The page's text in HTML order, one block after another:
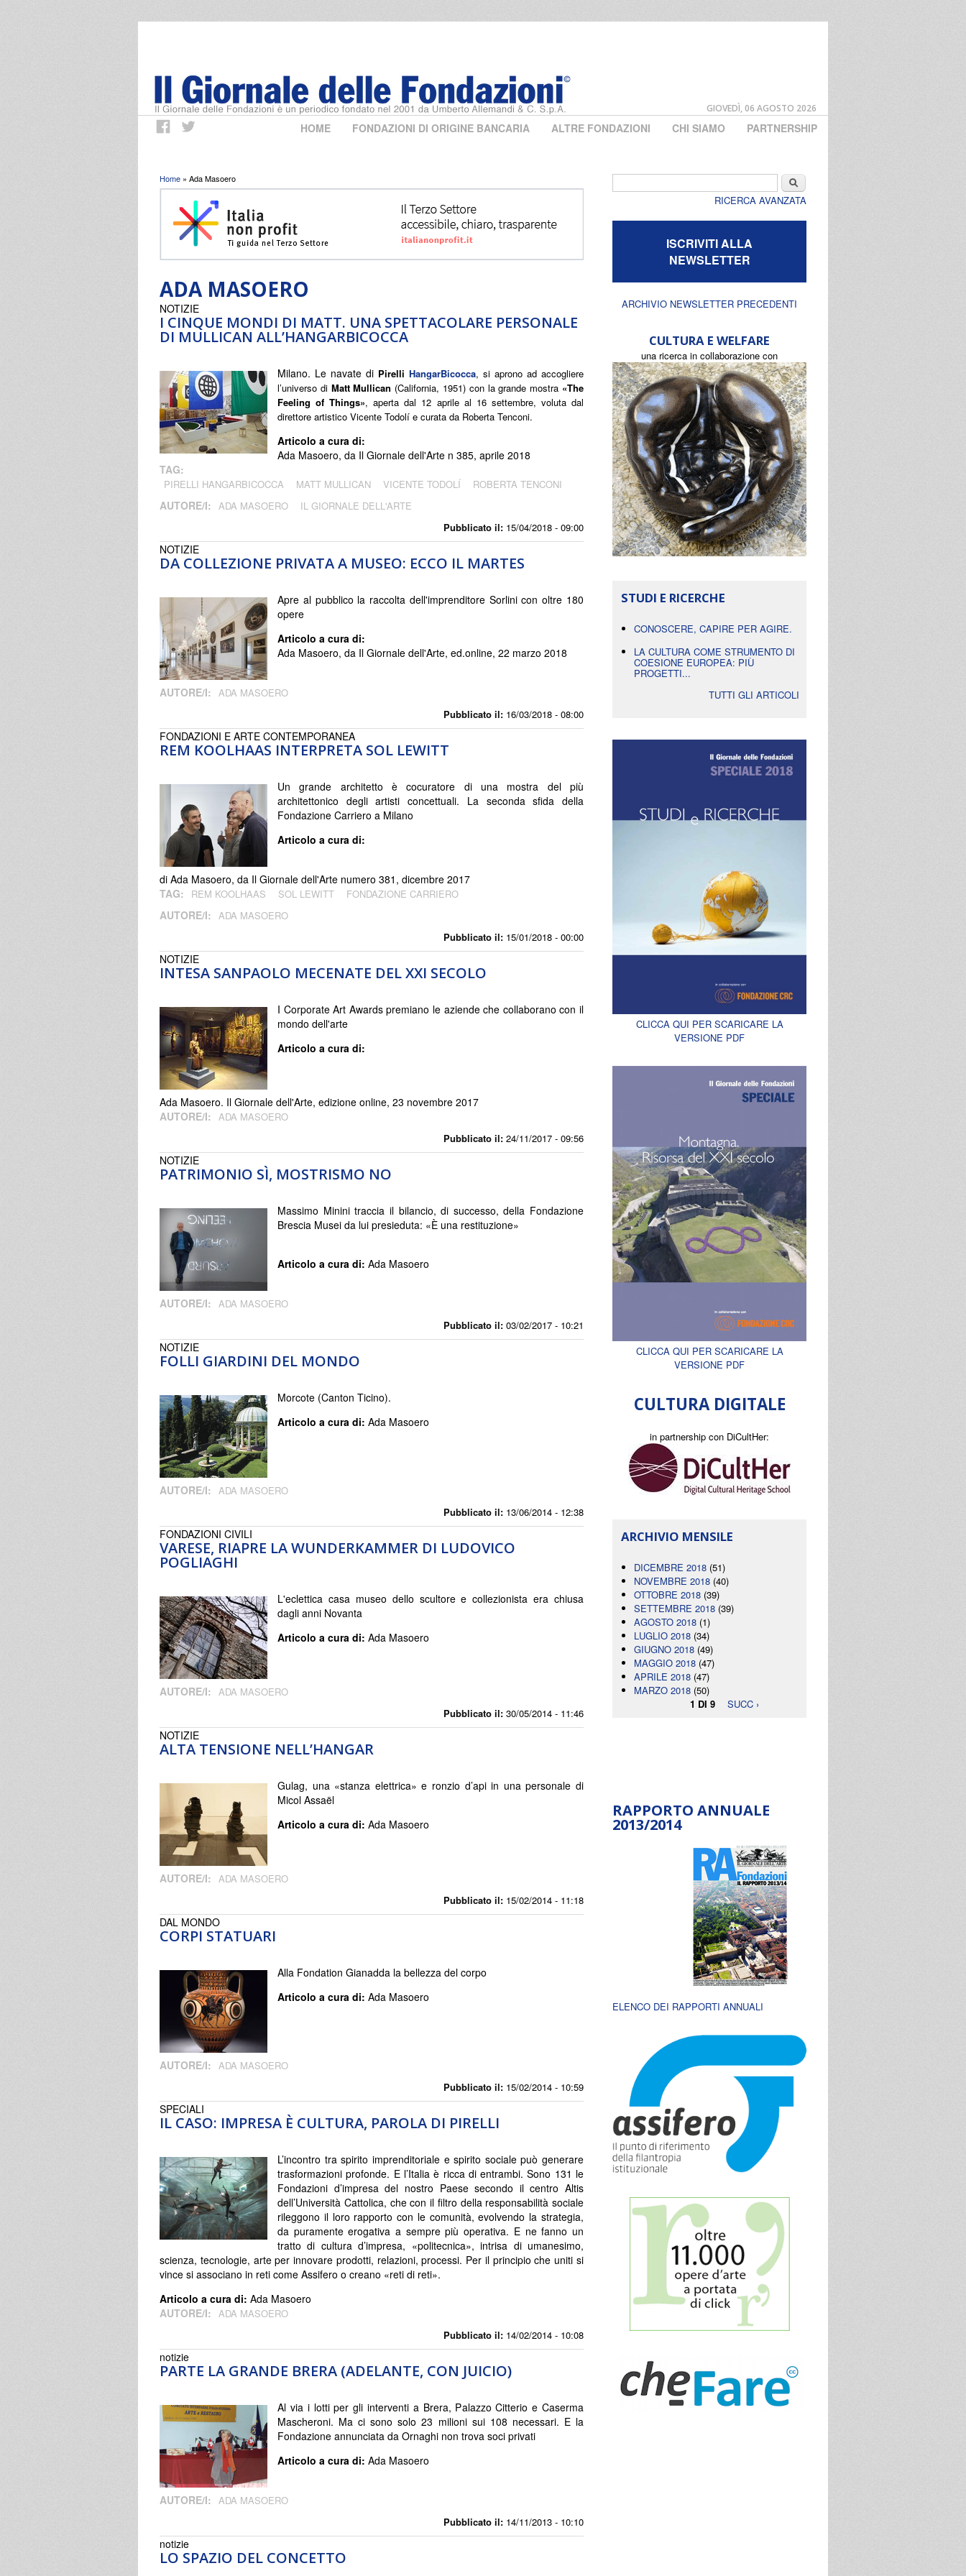
GIOVEDÌ, 06 AGOSTO 2026
HOME FONDAZIONI DI ORIGINE BANCARIA ALTRE FONDAZIONI CHI SIAMO PARTNERSHIP
Tu sei qui
Home » Ada Masoero
ADA MASOERO
I CINQUE MONDI DI MATT. UNA SPETTACOLARE PERSONALE
DI MULLICAN ALL’HANGARBICOCCA
Pubblicato il: 15/04/2018 - 09:00
NOTIZIE
Milano. Le navate di Pirelli HangarBicocca, si aprono ad accogliere
l’universo di Matt Mullican (California, 1951) con la grande mostra «The
Feeling of Things», aperta dal 12 aprile al 16 settembre, voluta dal
direttore artistico Vicente Todolí e curata da Roberta Tenconi.
Articolo a cura di:
Ada Masoero, da Il Giornale dell'Arte n 385, aprile 2018
TAG:
PIRELLI HANGARBICOCCA MATT MULLICAN VICENTE TODOLÍ ROBERTA TENCONI
AUTORE/I: ADA MASOERO IL GIORNALE DELL'ARTE
DA COLLEZIONE PRIVATA A MUSEO: ECCO IL MARTES
Pubblicato il: 16/03/2018 - 08:00
NOTIZIE
Apre al pubblico la raccolta dell'imprenditore Sorlini con oltre 180
opere
Articolo a cura di:
Ada Masoero, da Il Giornale dell'Arte, ed.online, 22 marzo 2018
AUTORE/I: ADA MASOERO
REM KOOLHAAS INTERPRETA SOL LEWITT
Pubblicato il: 15/01/2018 - 00:00
FONDAZIONI E ARTE CONTEMPORANEA
Un grande architetto è cocuratore di una mostra del più
architettonico degli artisti concettuali. La seconda sfida della
Fondazione Carriero a Milano
Articolo a cura di:
di Ada Masoero, da Il Giornale dell'Arte numero 381, dicembre 2017
TAG:
REM KOOLHAAS SOL LEWITT FONDAZIONE CARRIERO
AUTORE/I: ADA MASOERO
INTESA SANPAOLO MECENATE DEL XXI SECOLO
Pubblicato il: 24/11/2017 - 09:56
NOTIZIE
I Corporate Art Awards premiano le aziende che collaborano con il
mondo dell'arte
Articolo a cura di:
Ada Masoero. Il Giornale dell'Arte, edizione online, 23 novembre 2017
AUTORE/I:
ADA MASOERO
PATRIMONIO SÌ, MOSTRISMO NO
Pubblicato il: 03/02/2017 - 10:21
NOTIZIE
Massimo Minini traccia il bilancio, di successo, della Fondazione
Brescia Musei da lui presieduta: «È una restituzione»
Articolo a cura di: Ada Masoero
AUTORE/I: ADA MASOERO
FOLLI GIARDINI DEL MONDO
Pubblicato il: 13/06/2014 - 12:38
NOTIZIE
Morcote (Canton Ticino).
Articolo a cura di: Ada Masoero
AUTORE/I: ADA MASOERO
VARESE, RIAPRE LA WUNDERKAMMER DI LUDOVICO
POGLIAGHI
Pubblicato il: 30/05/2014 - 11:46
FONDAZIONI CIVILI
L'eclettica casa museo dello scultore e collezionista era chiusa
dagli anni Novanta
Articolo a cura di: Ada Masoero
AUTORE/I: ADA MASOERO
ALTA TENSIONE NELL’HANGAR
Pubblicato il: 15/02/2014 - 11:18
NOTIZIE
Gulag, una «stanza elettrica» e ronzio d’api in una personale di
Micol Assaël
Articolo a cura di: Ada Masoero
AUTORE/I: ADA MASOERO
CORPI STATUARI
Pubblicato il: 15/02/2014 - 10:59
DAL MONDO
Alla Fondation Gianadda la bellezza del corpo
Articolo a cura di: Ada Masoero
AUTORE/I: ADA MASOERO
IL CASO: IMPRESA È CULTURA, PAROLA DI PIRELLI
Pubblicato il: 14/02/2014 - 10:08
SPECIALI
L’incontro tra spirito imprenditoriale e spirito sociale può generare
trasformazioni profonde. E l’Italia è ricca di entrambi. Sono 131 le
Fondazioni d’impresa del nostro Paese secondo il centro Altis
dell’Università Cattolica, che con il filtro della responsabilità sociale
rileggono il loro rapporto con le comunità, evolvendo la strategia,
da puramente erogativa a sempre più operativa. E ne fanno un
tratto di cultura d’impresa, «politecnica», intrisa di umanesimo,
scienza, tecnologie, arte per innovare prodotti, relazioni, processi. Per il principio che uniti si
vince si associano in reti come Assifero o creano «reti di reti».
Articolo a cura di: Ada Masoero
AUTORE/I:
ADA MASOERO
PARTE LA GRANDE BRERA (ADELANTE, CON JUICIO)
Pubblicato il: 14/11/2013 - 10:10
notizie
Al via i lotti per gli interventi a Brera, Palazzo Citterio e Caserma
Mascheroni. Ma ci sono solo 23 milioni sui 108 necessari. E la
Fondazione annunciata da Ornaghi non trova soci privati
Articolo a cura di: Ada Masoero
AUTORE/I: ADA MASOERO
LO SPAZIO DEL CONCETTO
notizie
Cerca
RICERCA AVANZATA
ISCRIVITI ALLA
NEWSLETTER
ARCHIVIO NEWSLETTER PRECEDENTI
CULTURA E WELFARE
una ricerca in collaborazione con
STUDI E RICERCHE
CONOSCERE, CAPIRE PER AGIRE.
LA CULTURA COME STRUMENTO DI
COESIONE EUROPEA: PIÙ
PROGETTI...
TUTTI GLI ARTICOLI
CLICCA QUI PER SCARICARE LA
VERSIONE PDF
CLICCA QUI PER SCARICARE LA
VERSIONE PDF
CULTURA DIGITALE
in partnership con DiCultHer:
ARCHIVIO MENSILE
DICEMBRE 2018 (51)
NOVEMBRE 2018 (40)
OTTOBRE 2018 (39)
SETTEMBRE 2018 (39)
AGOSTO 2018 (1)
LUGLIO 2018 (34)
GIUGNO 2018 (49)
MAGGIO 2018 (47)
APRILE 2018 (47)
MARZO 2018 (50)
1 DI 9
SUCC ›
RAPPORTO ANNUALE
2013/2014
ELENCO DEI RAPPORTI ANNUALI